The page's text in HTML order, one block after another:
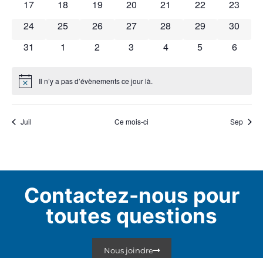
0 évènements
17 0 évènements
18 0 évènements
19 0 évènements
20 0 évènements
21 0 évènements
22 0
23
0 évènements
24 0 évènements
25 0 évènements
26 0 évènements
27 0 évènements
28 0 évènements
29 0
30
0 évènements
31 0 évènements
1 0 évènements
2 0 évènements
3 0 évènements
4 0 évènements
5 0
6
Notice Il n’y a pas d’évènements ce jour là.
Juil Ce mois-ci Sep
Contactez-nous pour
toutes questions
Nous joindre